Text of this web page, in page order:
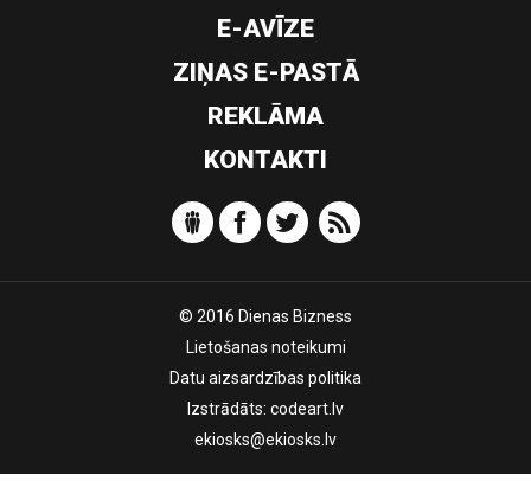
E-AVĪZE
ZIŅAS E-PASTĀ
REKLĀMA
KONTAKTI
© 2016 Dienas Bizness
Lietošanas noteikumi
Datu aizsardzības politika
Izstrādāts: codeart.lv
ekiosks@ekiosks.lv